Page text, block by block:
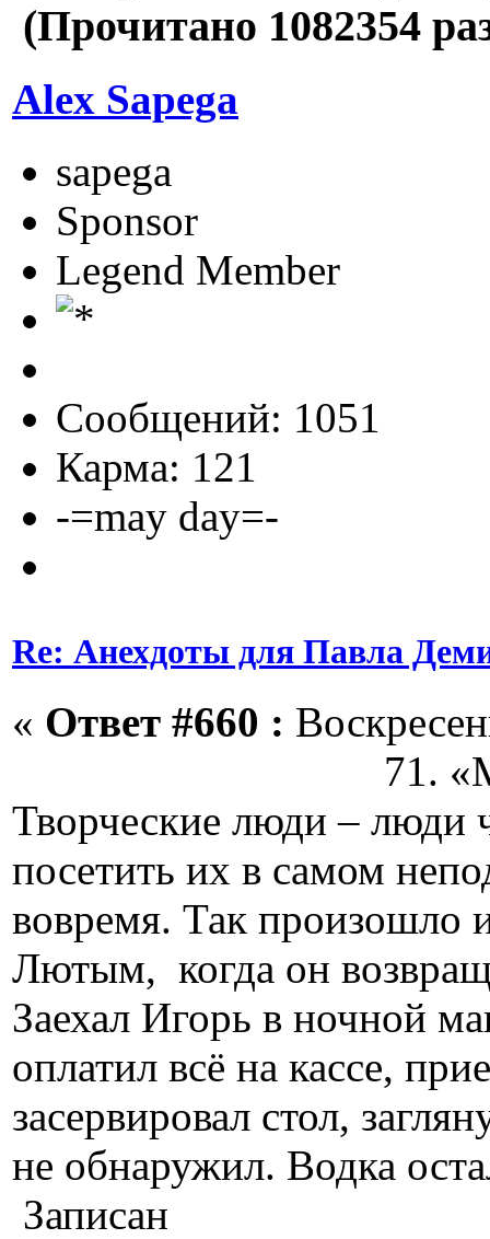
(Прочитано 1082354
Alex Sapega
sapega
Sponsor
Legend Member
Сообщений: 1051
Карма: 121
-=may day=-
Re: Анехдоты для Павла
« Ответ #660 :
71.
Творческие люди – люди
посетить их в самом
вовремя. Так произошло
Лютым, когда он
Заехал Игорь в ночной
оплатил всё на кассе,
засервировал стол,
не обнаружил. Водка
Записан